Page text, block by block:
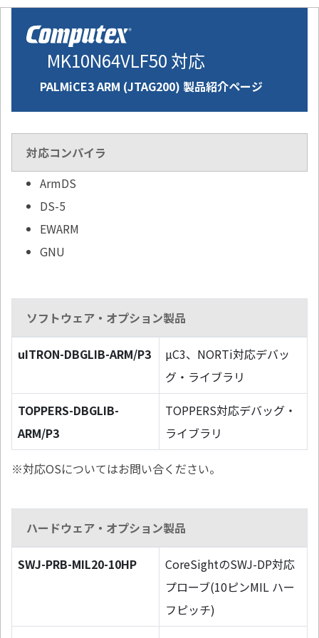
MK10N64VLF50 対応
PALMiCE3 ARM (JTAG200) 製品紹介ページ
対応コンパイラ
ArmDS
DS-5
EWARM
GNU
ソフトウェア・オプション製品
uITRON-DBGLIB-ARM/P3
µC3、NORTi対応デバッ
グ・ライブラリ
TOPPERS-DBGLIB-
ARM/P3
TOPPERS対応デバッグ・
ライブラリ
※対応OSについてはお問い合ください。
ハードウェア・オプション製品
SWJ-PRB-MIL20-10HP
CoreSightのSWJ-DP対応
プローブ(10ピンMIL ハー
フピッチ)